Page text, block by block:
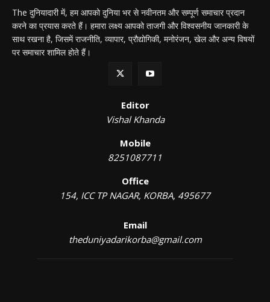
The दुनियादारी में, हम आपको दुनिया भर से नवीनतम और सम्पूर्ण समाचार प्रदान
करने का प्रयास करते हैं। हमारा लक्ष्य आपको ताजगी और विश्वसनीय जानकारी के
साथ रखना है, जिसमें राजनीति, व्यापार, प्रौद्योगिकी, मनोरंजन, खेल और अन्य विषयों
पर समाचार शामिल होते हैं।
Editor
Vishal Khanda
Mobile
8251087711
Office
154, ICC TP NAGAR, KORBA, 495677
Email
theduniyadarikorba@gmail.com